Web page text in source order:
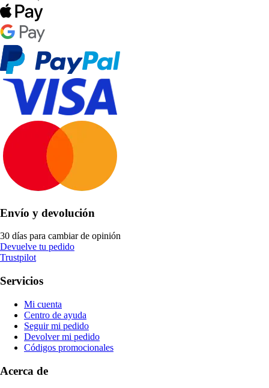
Envío y devolución
30 días para cambiar de opinión
Devuelve tu pedido
Trustpilot
Servicios
Mi cuenta
Centro de ayuda
Seguir mi pedido
Devolver mi pedido
Códigos promocionales
Acerca de